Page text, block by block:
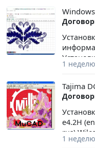
Studio
Grafis,
Delcam
1
Tajima
e4.2H
rus)
v8.4.1
1